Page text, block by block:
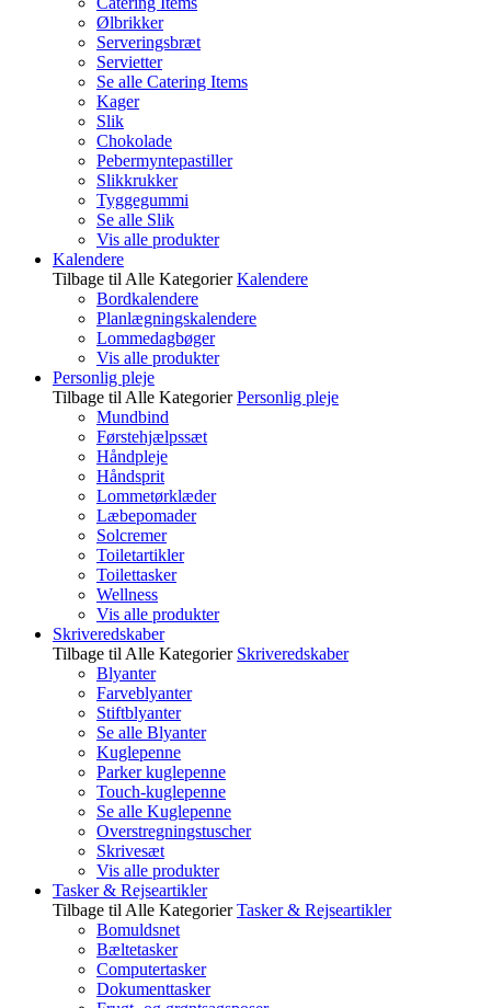
Ølbrikker
Serveringsbræt
Servietter
Se alle Catering Items
Kager
Slik
Chokolade
Pebermyntepastiller
Slikkrukker
Tyggegummi
Se alle Slik
Vis alle produkter
Kalendere
Tilbage til Alle Kategorier Kalendere
Bordkalendere
Planlægningskalendere
Lommedagbøger
Vis alle produkter
Personlig pleje
Tilbage til Alle Kategorier Personlig pleje
Mundbind
Førstehjælpssæt
Håndpleje
Håndsprit
Lommetørklæder
Læbepomader
Solcremer
Toiletartikler
Toilettasker
Wellness
Vis alle produkter
Skriveredskaber
Tilbage til Alle Kategorier Skriveredskaber
Blyanter
Farveblyanter
Stiftblyanter
Se alle Blyanter
Kuglepenne
Parker kuglepenne
Touch-kuglepenne
Se alle Kuglepenne
Overstregningstuscher
Skrivesæt
Vis alle produkter
Tasker & Rejseartikler
Tilbage til Alle Kategorier Tasker & Rejseartikler
Bomuldsnet
Bæltetasker
Computertasker
Dokumenttasker